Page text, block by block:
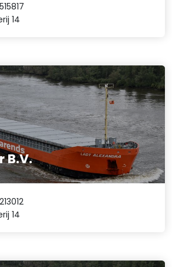
14
B.V.
14